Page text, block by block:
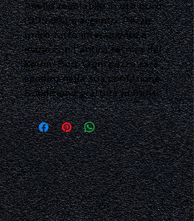
Anello regolabile in oro puro
(999,9%) e argento. Pezzo
unico fatto interamente a
mano con l'antica tecnica del
Keum-Boo. Ogni pezzo sarà
spedito nella sua confezione.
Spedizione gratuita in Italia.